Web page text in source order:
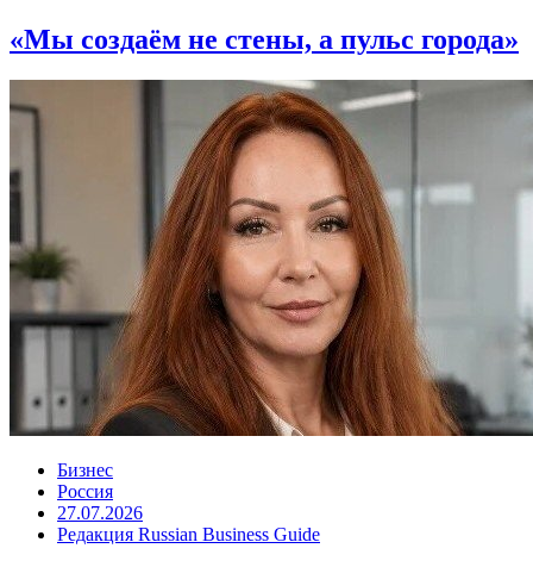
«Мы создаём не стены, а пульс города»
Бизнес
Россия
27.07.2026
Редакция Russian Business Guide